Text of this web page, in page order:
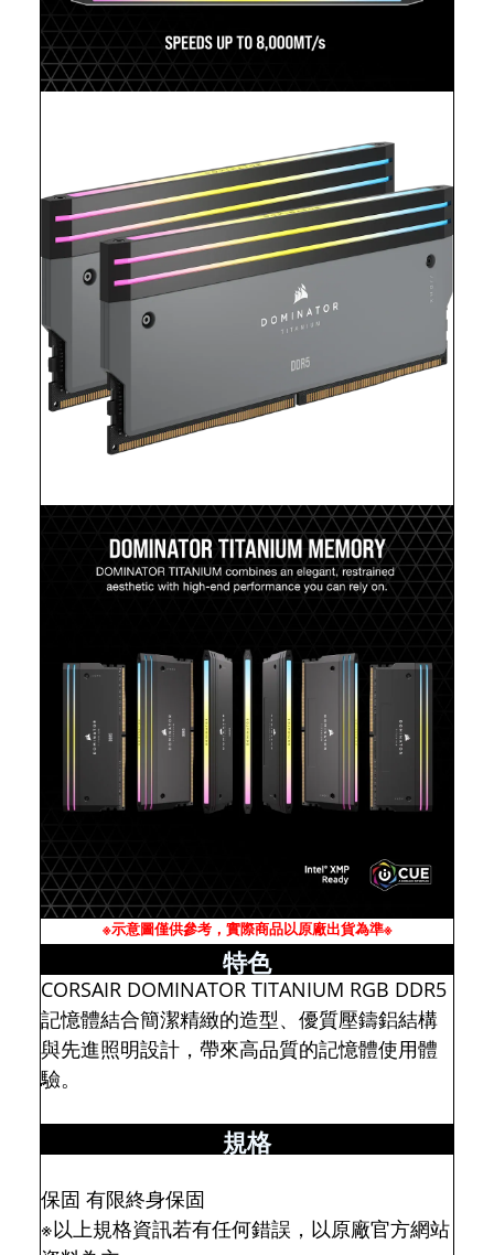
※示意圖僅供參考，實際商品以原廠出貨為準※
特色
CORSAIR DOMINATOR TITANIUM RGB DDR5
記憶體結合簡潔精緻的造型、優質壓鑄鋁結構
與先進照明設計，帶來高品質的記憶體使用體
驗。
規格
保固 有限終身保固
※以上規格資訊若有任何錯誤，以原廠官方網站